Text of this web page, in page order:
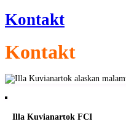
Kontakt
Kontakt
Illa Kuvianartok FCI